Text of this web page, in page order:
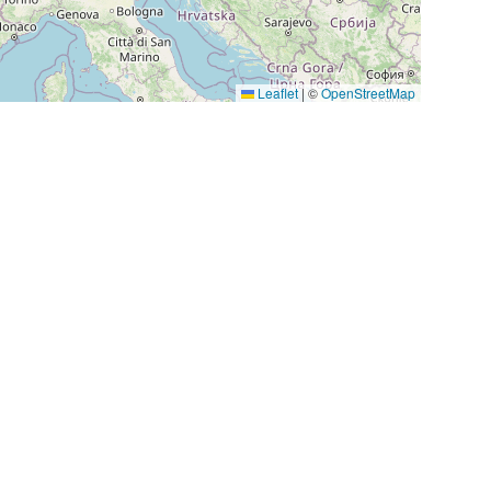
Leaflet| ©OpenStreetMap